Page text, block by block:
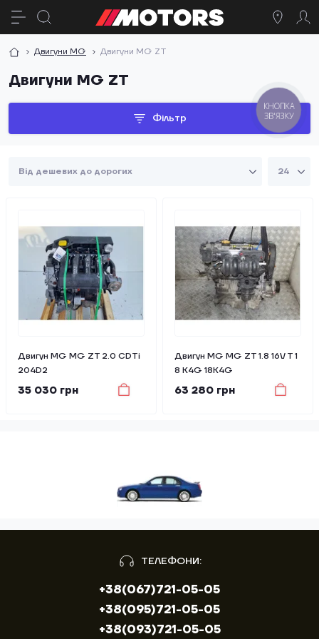
Двигуни MG Двигуни MG ZT
Двигуни MG ZT
Фільтр
Двигун MG MG ZT 2.0 CDTi
204D2
35 030 грн
Двигун MG MG ZT 1.8 16V T 1
8 K4G 18K4G
63 280 грн
ТЕЛЕФОНИ:
+38(067)721-05-05
+38(095)721-05-05
+38(093)721-05-05
КНОПКА
ЗВ'ЯЗКУ